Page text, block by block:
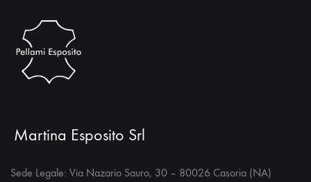
Martina Esposito Srl
Sede Legale: Via Nazario Sauro, 30 – 80026 Casoria (NA)